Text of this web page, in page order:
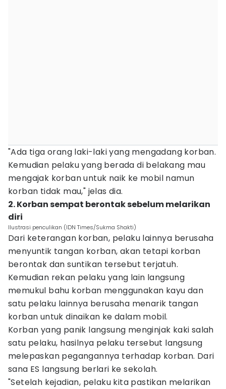
"Ada tiga orang laki-laki yang mengadang korban.
Kemudian pelaku yang berada di belakang mau
mengajak korban untuk naik ke mobil namun
korban tidak mau," jelas dia.
2. Korban sempat berontak sebelum melarikan
diri
Ilustrasi penculikan (IDN Times/Sukma Shakti)
Dari keterangan korban, pelaku lainnya berusaha
menyuntik tangan korban, akan tetapi korban
berontak dan suntikan tersebut terjatuh.
Kemudian rekan pelaku yang lain langsung
memukul bahu korban menggunakan kayu dan
satu pelaku lainnya berusaha menarik tangan
korban untuk dinaikan ke dalam mobil.
Korban yang panik langsung menginjak kaki salah
satu pelaku, hasilnya pelaku tersebut langsung
melepaskan pegangannya terhadap korban. Dari
sana ES langsung berlari ke sekolah.
"Setelah kejadian, pelaku kita pastikan melarikan